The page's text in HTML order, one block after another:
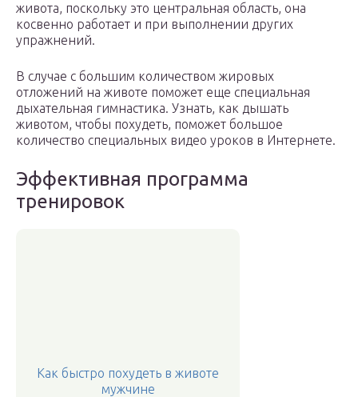
живота, поскольку это центральная область, она
косвенно работает и при выполнении других
упражнений.
В случае с большим количеством жировых
отложений на животе поможет еще специальная
дыхательная гимнастика. Узнать, как дышать
животом, чтобы похудеть, поможет большое
количество специальных видео уроков в Интернете.
Эффективная программа
тренировок
Как быстро похудеть в животе
мужчине